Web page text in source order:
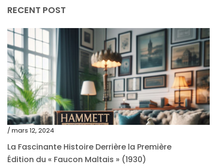
octobre 2023
septembre 2023
août 2023
juillet 2023
juin 2023
mai 2023
avril 2023
mars 2023
RECENT POST
/ mars 12, 2024
La Fascinante Histoire Derrière la Première
Édition du « Faucon Maltais » (1930)